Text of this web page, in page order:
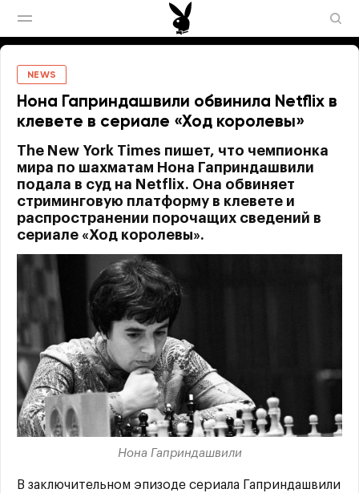
NEWS
Нона Гаприндашвили обвинила Netflix в
клевете в сериале «Ход королевы»
The New York Times пишет, что чемпионка
мира по шахматам Нона Гаприндашвили
подала в суд на Netflix. Она обвиняет
стриминговую платформу в клевете и
распространении порочащих сведений в
сериале «Ход королевы».
Нона Гаприндашвили
В заключительном эпизоде сериала Гаприндашвили